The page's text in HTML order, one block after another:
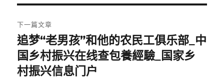
章:
下一篇文章
下
一
篇
追梦“老男孩”和他的农民工俱乐部_中
国乡村振兴在线查包養經驗_国家乡
村振兴信息门户